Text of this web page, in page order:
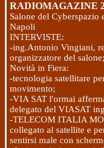
RADIOMAGAZINE
Salone del
Napoli
INTERVISTE:
-ing.Antonio Vingiani,
organizzatore del salone;
Novità in Fiera:
-tecnologia satellitare
movimento;
-VIA SAT l'ormai
delegato del VIASAT
-TELECOM ITALIA
collegato al satellite e
sentirsi male con